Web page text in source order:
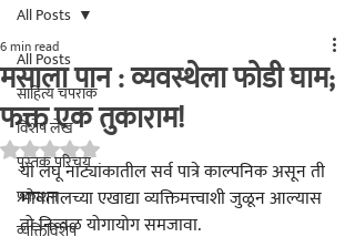
२००२ पासून...
All Posts
साहित्य चपराक
विशेष लेख
पुस्तक परिचय
प्रकाशन
व्यक्तिविशेष
All Posts
मसाला पान : व्यवस्थेला फोडी घाम;
फक्त एक तुकाराम!
6 min read
Rated NaN out of 5 stars.
या लघू नाट्यांकातील सर्व पात्रे काल्पनिक असून ती
भोवतालच्या एखाद्या व्यक्तिमत्त्वाशी जुळून आल्यास
तो निव्वळ योगायोग समजावा.